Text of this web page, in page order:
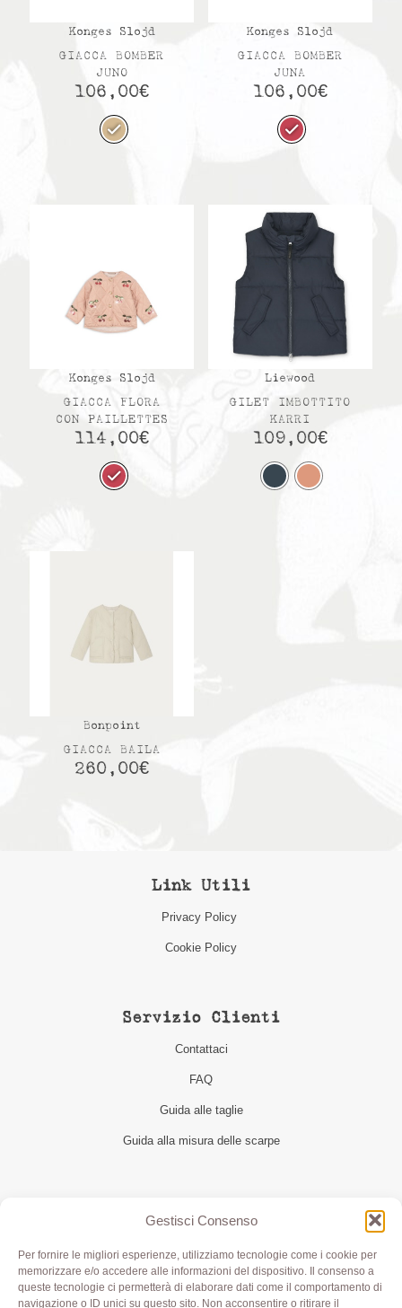
Gestisci Consenso
Per fornire le migliori esperienze, utilizziamo tecnologie come i cookie per
memorizzare e/o accedere alle informazioni del dispositivo. Il consenso a
queste tecnologie ci permetterà di elaborare dati come il comportamento di
navigazione o ID unici su questo sito. Non acconsentire o ritirare il
Konges Slojd
GIACCA BOMBER
JUNO
106,00€
Konges Slojd
GIACCA BOMBER
JUNA
106,00€
Konges Slojd
GIACCA FLORA
CON PAILLETTES
114,00€
Liewood
GILET IMBOTTITO
KARRI
109,00€
Bonpoint
GIACCA BAILA
260,00€
Link Utili
Privacy Policy
Cookie Policy
Servizio Clienti
Contattaci
FAQ
Guida alle taglie
Guida alla misura delle scarpe
Seguici